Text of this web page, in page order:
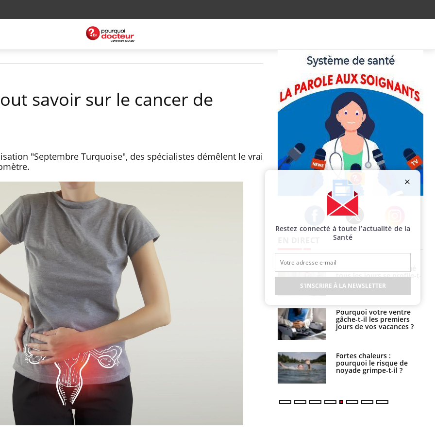
savoir sur le cancer de
"Septembre Turquoise", des spécialistes démêlent le vrai
Facebook Twitter Instagram
Toujours connectés :
comment le travail
empiète de plus en plus
sur nos soirées
Cancer colorectal : une
stratégie simple aurait
changé la donne au Pays
basque
Chikungunya, dengue,
West Nile : que se passe-
t-il dans le sud de la
France ?
tous les jours se profile-t-
elle enfin ?
Pourquoi votre ventre
gâche-t-il les premiers
jours de vos vacances ?
Fortes chaleurs :
pourquoi le risque de
noyade grimpe-t-il ?
Restez connecté à toute l’actualité de la
Santé
S'INSCRIRE À LA NEWSLETTER